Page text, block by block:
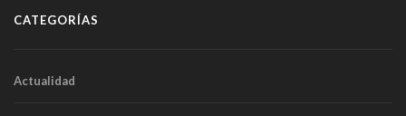
CATEGORÍAS
Actualidad